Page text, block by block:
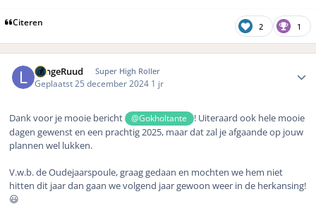
Citeren 2 1
LangeRuud Super High Roller
Geplaatst 25 december 2024 1 jr
Dank voor je mooie bericht @Gokholtante
! Uiteraard ook hele mooie
dagen gewenst en een prachtig 2025, maar dat zal je afgaande op jouw
plannen wel lukken.
V.w.b. de Oudejaarspoule, graag gedaan en mochten we hem niet
hitten dit jaar dan gaan we volgend jaar gewoon weer in de herkansing!
😃